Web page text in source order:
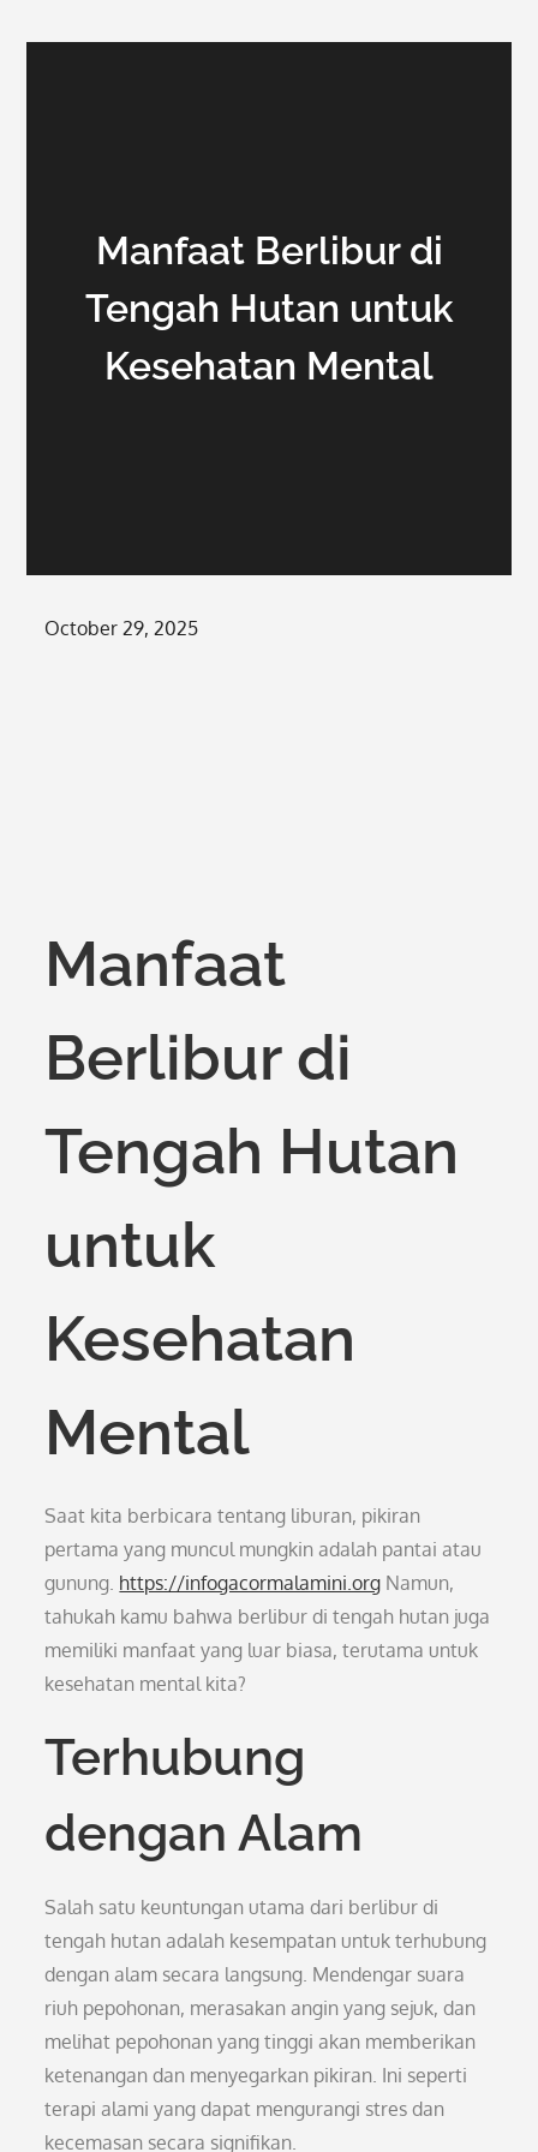
Manfaat Berlibur di
Tengah Hutan untuk
Kesehatan Mental
Posted
October 29, 2025
Manfaat
Berlibur di
Tengah Hutan
untuk
Kesehatan
Mental
Saat kita berbicara tentang liburan, pikiran
pertama yang muncul mungkin adalah pantai atau
gunung. https://infogacormalamini.org Namun,
tahukah kamu bahwa berlibur di tengah hutan juga
memiliki manfaat yang luar biasa, terutama untuk
kesehatan mental kita?
Terhubung
dengan Alam
Salah satu keuntungan utama dari berlibur di
tengah hutan adalah kesempatan untuk terhubung
dengan alam secara langsung. Mendengar suara
riuh pepohonan, merasakan angin yang sejuk, dan
melihat pepohonan yang tinggi akan memberikan
ketenangan dan menyegarkan pikiran. Ini seperti
terapi alami yang dapat mengurangi stres dan
kecemasan secara signifikan.